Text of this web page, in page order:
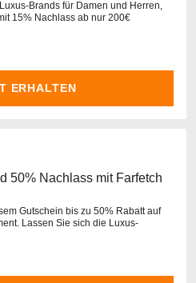
Brands für Damen und Herren,
15% Nachlass ab nur 200€
ERHALTEN
50% Nachlass mit Farfetch
Gutschein bis zu 50% Rabatt auf
Lassen Sie sich die Luxus-